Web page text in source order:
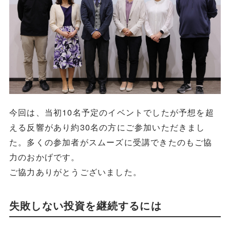
今回は、当初10名予定のイベントでしたが予想を超
える反響があり約30名の方にご参加いただきまし
た。多くの参加者がスムーズに受講できたのもご協
力のおかげです。
ご協力ありがとうございました。
失敗しない投資を継続するには